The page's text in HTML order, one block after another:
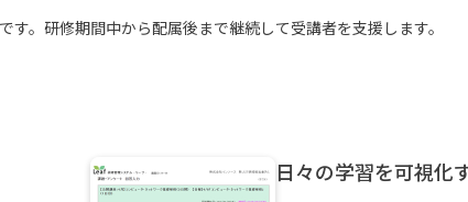
。研修期間中から配属後まで継続して受講者を支援します。
日々の学習を可視化